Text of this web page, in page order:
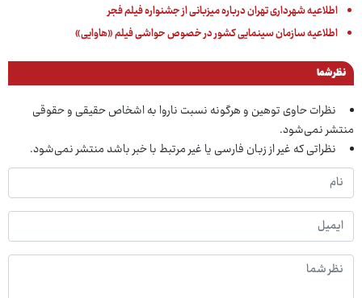
اطلاعیه شهرداری تهران درباره میزبانی از جشنواره فیلم فجر
اطلاعیه سازمان سینمایی کشور در خصوص حواشی فیلم «هاوایی»
نظر شما
نظرات حاوی توهین و هرگونه نسبت ناروا به اشخاص حقیقی و حقوقی
منتشر نمی‌شود.
نظراتی که غیر از زبان فارسی یا غیر مرتبط با خبر باشد منتشر نمی‌شود.